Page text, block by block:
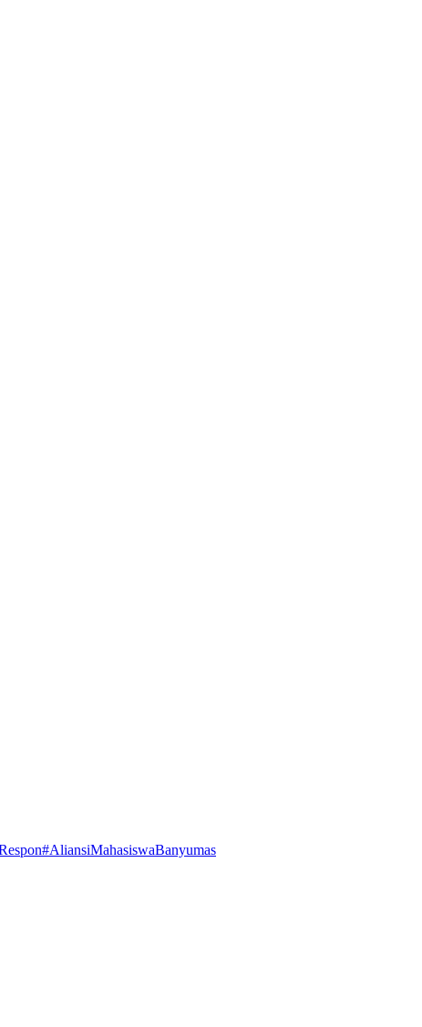
#AliansiMahasiswaBanyumas